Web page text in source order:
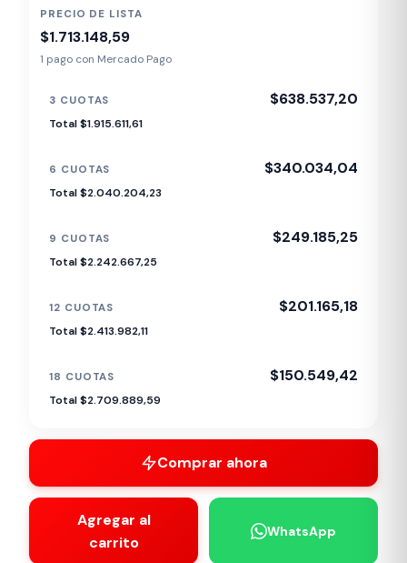
PRECIO DE LISTA
$1.713.148,59
1 pago con Mercado Pago
3 CUOTAS $638.537,20
Total $1.915.611,61
6 CUOTAS $340.034,04
Total $2.040.204,23
9 CUOTAS $249.185,25
Total $2.242.667,25
12 CUOTAS $201.165,18
Total $2.413.982,11
18 CUOTAS $150.549,42
Total $2.709.889,59
Comprar ahora
Agregar al
carrito
WhatsApp